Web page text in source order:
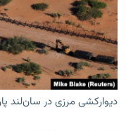
دیوارکشی مرزی در سان‌لند